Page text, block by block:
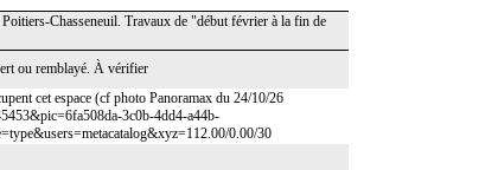
Chasseneuil. Travaux de "début février à la fin de
ou remblayé. À vérifier
cet espace (cf photo Panoramax du 24/10/26
3c0b-4dd4-a44b-
0.00/30